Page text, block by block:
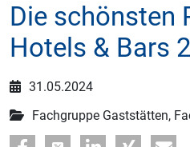
Die schönsten
Hotels & Bars
31.05.2024
Fachgruppe Gaststätten,